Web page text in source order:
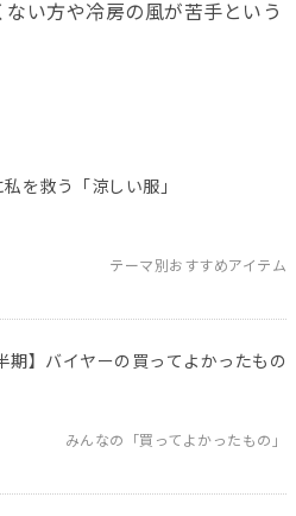
い方や冷房の風が苦手という
を救う「涼しい服」
テーマ別おすすめアイテム
期】バイヤーの買ってよかったもの
みんなの「買ってよかったもの」